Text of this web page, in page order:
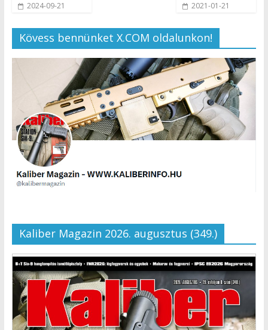
2024-09-21 2021-01-21
Kövess bennünket X.COM oldalunkon!
Kaliber Magazin 2026. augusztus (349.)